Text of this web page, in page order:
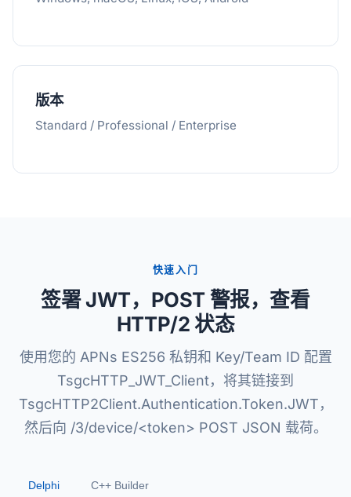
版本
Standard / Professional / Enterprise
快速入门
签署 JWT，POST 警报，查看
HTTP/2 状态
使用您的 APNs ES256 私钥和 Key/Team ID 配置
TsgcHTTP_JWT_Client，将其链接到
TsgcHTTP2Client.Authentication.Token.JWT，
然后向 /3/device/<token> POST JSON 载荷。
Delphi C++ Builder